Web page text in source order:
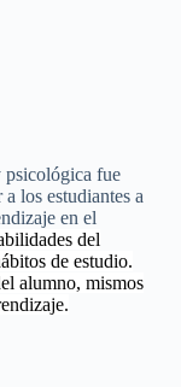
psicológica fue
los estudiantes a
en el
del
de estudio.
alumno, mismos